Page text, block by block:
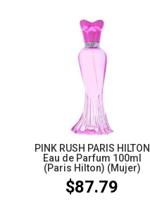
PINK RUSH PARIS HILTON
Eau de Parfum 100ml
(Paris Hilton) (Mujer)
$87.79